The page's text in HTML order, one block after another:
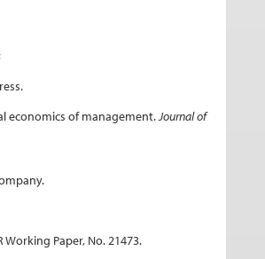
economics of management.Journal of
Working Paper, No. 21473.